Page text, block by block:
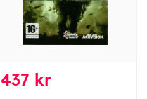
437 kr